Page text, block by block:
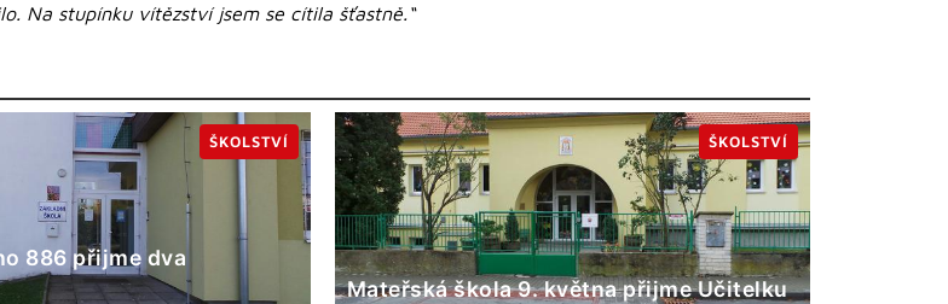
Na stupínku vítězství jsem se cítila šťastně.“
886 přijme dva
ŠKOLSTVÍ
Mateřská škola 9. května přijme Učitelku
ŠKOLSTVÍ